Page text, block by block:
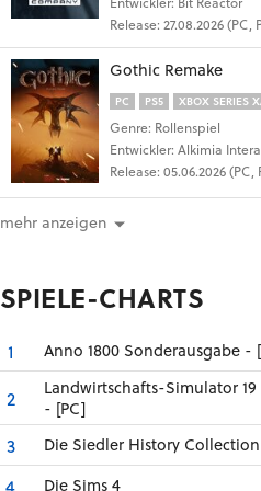
Release: 27.08.2026 (PC,
Gothic Remake
PC PS5 XBOX SERIES
Genre: Rollenspiel
Entwickler: Alkimia
Release: 05.06.2026
mehr anzeigen
SPIELE-CHARTS
1 Anno 1800 Sonderausgabe -
2
Landwirtschafts-Simulator
- [PC]
3 Die Siedler History
Die Sims 4